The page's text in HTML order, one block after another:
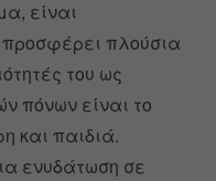
είναι
πλούσια
του ως
πόνων είναι το
και παιδιά.
ενυδάτωση σε